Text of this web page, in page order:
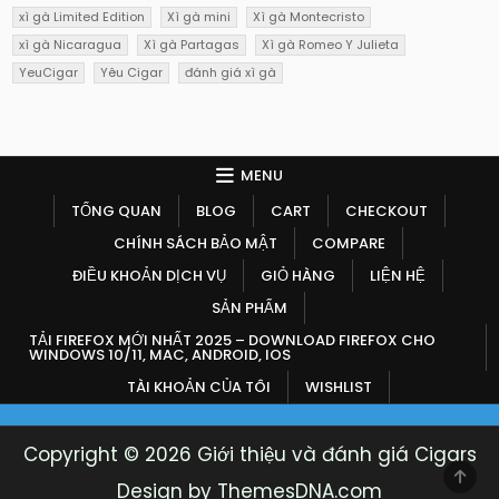
xì gà Limited Edition
Xì gà mini
Xì gà Montecristo
xì gà Nicaragua
Xì gà Partagas
Xì gà Romeo Y Julieta
YeuCigar
Yêu Cigar đánh giá xì gà
MENU
TỔNG QUAN
BLOG CART
CHECKOUT
CHÍNH SÁCH BẢO MẬT
COMPARE
ĐIỀU KHOẢN DỊCH VỤ
GIỎ HÀNG
LIỆN HỆ
SẢN PHẨM
TẢI FIREFOX MỚI NHẤT 2025 – DOWNLOAD FIREFOX CHO
WINDOWS 10/11, MAC, ANDROID, IOS
TÀI KHOẢN CỦA TÔI
WISHLIST
Copyright © 2026 Giới thiệu và đánh giá Cigars
Design by ThemesDNA.com